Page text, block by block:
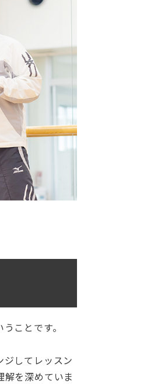
ことです。
してレッスン
を深めていま